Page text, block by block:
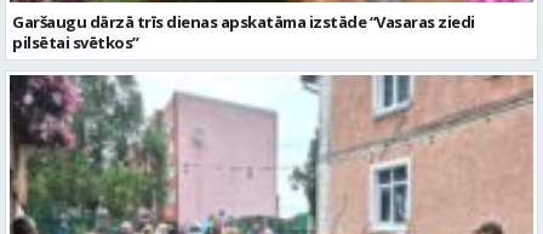
Garšaugu dārzā trīs dienas apskatāma izstāde “Vasaras ziedi
pilsētai svētkos”